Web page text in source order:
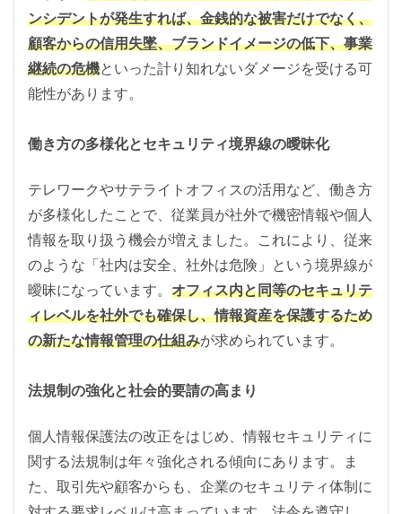
ンシデントが発生すれば、金銭的な被害だけでなく、
顧客からの信用失墜、ブランドイメージの低下、事業
継続の危機といった計り知れないダメージを受ける可
能性があります。
働き方の多様化とセキュリティ境界線の曖昧化
テレワークやサテライトオフィスの活用など、働き方
が多様化したことで、従業員が社外で機密情報や個人
情報を取り扱う機会が増えました。これにより、従来
のような「社内は安全、社外は危険」という境界線が
曖昧になっています。 オフィス内と同等のセキュリテ
ィレベルを社外でも確保し、情報資産を保護するため
の新たな情報管理の仕組みが求められています。
法規制の強化と社会的要請の高まり
個人情報保護法の改正をはじめ、情報セキュリティに
関する法規制は年々強化される傾向にあります。ま
た、取引先や顧客からも、企業のセキュリティ体制に